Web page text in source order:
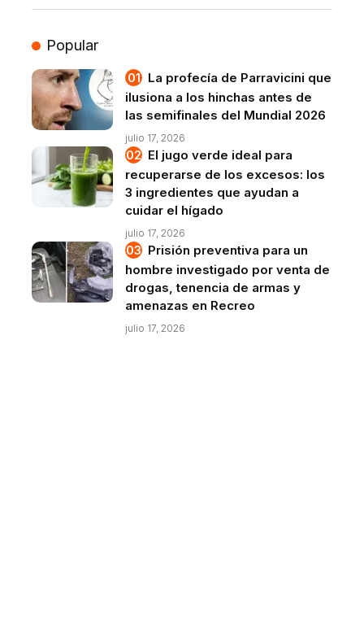
Popular
La profecía de Parravicini que
ilusiona a los hinchas antes de
las semifinales del Mundial 2026
julio 17, 2026
El jugo verde ideal para
recuperarse de los excesos: los
3 ingredientes que ayudan a
cuidar el hígado
julio 17, 2026
Prisión preventiva para un
hombre investigado por venta de
drogas, tenencia de armas y
amenazas en Recreo
julio 17, 2026